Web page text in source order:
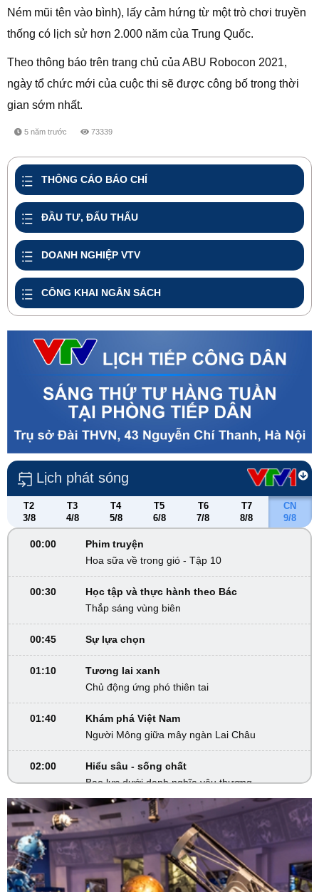
Ném mũi tên vào bình), lấy cảm hứng từ một trò chơi truyền
thống có lịch sử hơn 2.000 năm của Trung Quốc.
Theo thông báo trên trang chủ của ABU Robocon 2021,
ngày tổ chức mới của cuộc thi sẽ được công bố trong thời
gian sớm nhất.
5 năm trước 73339
THÔNG CÁO BÁO CHÍ
ĐẦU TƯ, ĐẤU THẤU
DOANH NGHIỆP VTV
CÔNG KHAI NGÂN SÁCH
Lịch phát sóng
T2
3/8
T3
4/8
T4
5/8
T5
6/8
T6
7/8
T7
8/8
CN
9/8
00:00
Phim truyện
Hoa sữa về trong gió - Tập 10
00:30
Học tập và thực hành theo Bác
Thắp sáng vùng biên
00:45 Sự lựa chọn
01:10
Tương lai xanh
Chủ động ứng phó thiên tai
01:40
Khám phá Việt Nam
Người Mông giữa mây ngàn Lai Châu
02:00
Hiểu sâu - sống chất
Bạo lực dưới danh nghĩa yêu thương
02:30
Khám phá Việt Nam
Sắc màu Tây Thanh Hóa
02:45
VTV Sống khỏe
Yoga với sức khỏe người cao tuổi